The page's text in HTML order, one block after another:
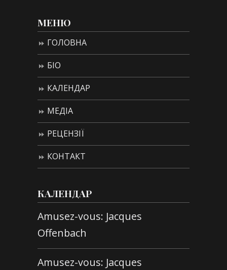
МЕНЮ
ГОЛОВНА
БІО
КАЛЕНДАР
МЕДІА
РЕЦЕНЗІЇ
КОНТАКТ
КАЛЕНДАР
Amusez-vous: Jacques
Offenbach
Amusez-vous: Jacques